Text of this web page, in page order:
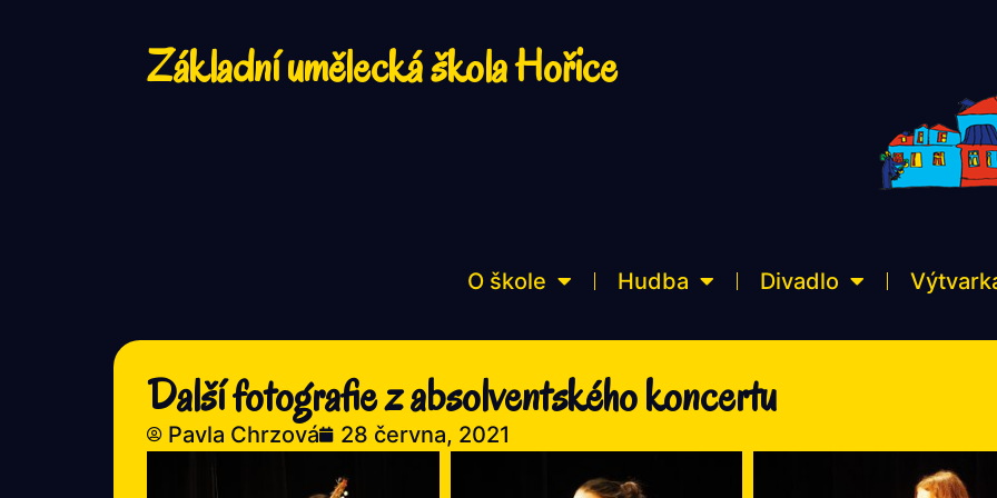
Základní umělecká škola Hořice
O škole Hudba Divadlo
Další fotografie z absolventského koncertu
Pavla Chrzová 28 června, 2021